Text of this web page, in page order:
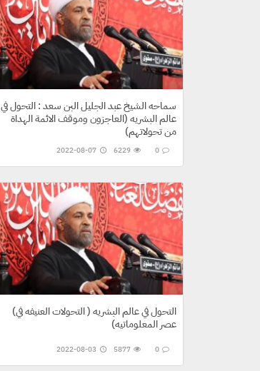
سماحه الشيخ عبد الجليل البن سعد : التحول في
عالم البشريه (العاجزون وموقف الائمة الهداة
من تحولاتهم)
(التحول في عالم البشريه ( التحولات العنيفه في
عصر المعلوماتيه)